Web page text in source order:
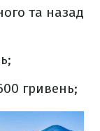
та назад
гривень;